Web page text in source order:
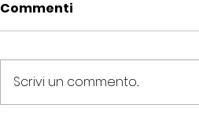
Commenti
Scrivi un commento...